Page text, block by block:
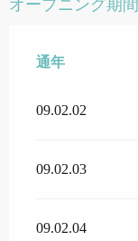
オープニング期間
通年
通年
09.02.02
09.02.03
09.02.04